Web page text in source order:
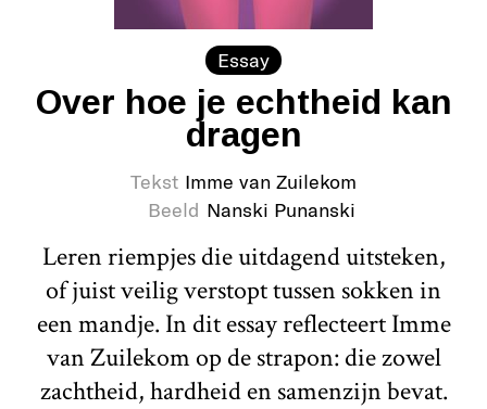
Essay
Over hoe je echtheid kan
dragen
Tekst Imme van Zuilekom
Beeld Nanski Punanski
Leren riempjes die uitdagend uitsteken,
of juist veilig verstopt tussen sokken in
een mandje. In dit essay reflecteert Imme
van Zuilekom op de strapon: die zowel
zachtheid, hardheid en samenzijn bevat.